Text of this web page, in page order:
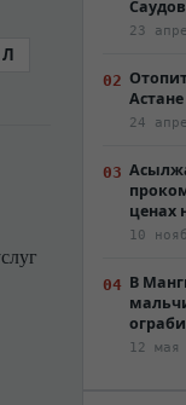
Л
23
Астане
24
ценах
10
В
12